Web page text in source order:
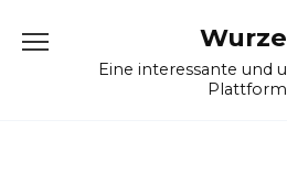
Eine interessante und
Plattform